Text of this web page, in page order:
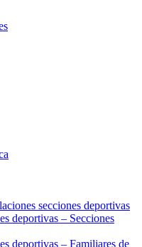
secciones deportivas
deportivas – Secciones
deportivas – Familiares de